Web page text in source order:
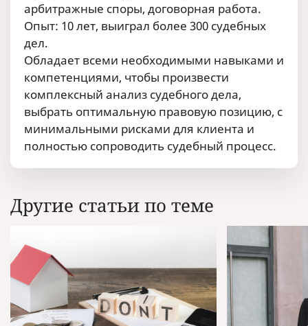
арбитражные споры, договорная работа.
Опыт: 10 лет, выиграл более 300 судебных
дел.
Обладает всеми необходимыми навыками и
компетенциями, чтобы произвести
комплексный анализ судебного дела,
выбрать оптимальную правовую позицию, с
минимальными рисками для клиента и
полностью сопроводить судебный процесс.
Другие статьи по теме